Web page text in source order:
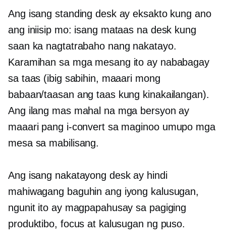
Ang isang standing desk ay eksakto kung ano
ang iniisip mo: isang mataas na desk kung
saan ka nagtatrabaho nang nakatayo.
Karamihan sa mga mesang ito ay nababagay
sa taas (ibig sabihin, maaari mong
babaan/taasan ang taas kung kinakailangan).
Ang ilang mas mahal na mga bersyon ay
maaari pang i-convert sa maginoo umupo mga
mesa sa mabilisang.
Ang isang nakatayong desk ay hindi
mahiwagang baguhin ang iyong kalusugan,
ngunit ito ay magpapahusay sa pagiging
produktibo, focus at kalusugan ng puso.